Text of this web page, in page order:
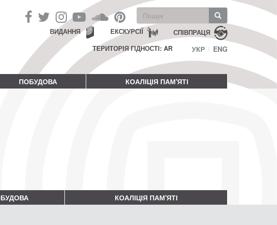
Пошукова
форма
Пошук СПІВПРАЦЯ
ЕКСКУРСІЇ
ВИДАННЯ
ТЕРИТОРІЯ ГІДНОСТІ: AR
УКР ENG
ПОБУДОВА КОАЛІЦІЯ ПАМ'ЯТІ
КОАЛІЦІЯ ПАМ'ЯТІ